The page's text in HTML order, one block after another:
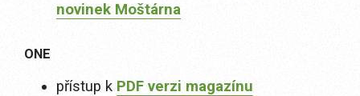
novinek Moštárna
ONE
přístup k PDF verzi magazínu